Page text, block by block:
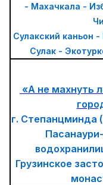
- Махачкала -
Сулакский каньон
Сулак -
«А не махнуть
г. Степанцминда
Грузинское